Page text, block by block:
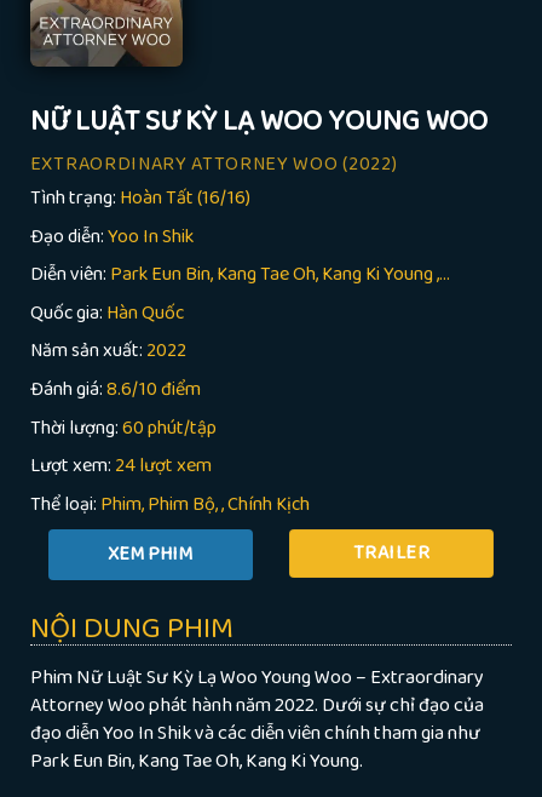
NỮ LUẬT SƯ KỲ LẠ WOO YOUNG WOO
EXTRAORDINARY ATTORNEY WOO (2022)
Tình trạng: Hoàn Tất (16/16)
Đạo diễn:Yoo In Shik
Diễn viên: Park Eun Bin, Kang Tae Oh, Kang Ki Young ,...
Quốc gia: Hàn Quốc
Năm sản xuất: 2022
Đánh giá:8.6/10 điểm
Thời lượng:60 phút/tập
Lượt xem: 24 lượt xem
Thể loại: Phim Phim Bộ ,Chính Kịch
TRAILER
NỘI DUNG PHIM
Phim Nữ Luật Sư Kỳ Lạ Woo Young Woo – Extraordinary
Attorney Woo phát hành năm 2022. Dưới sự chỉ đạo của
đạo diễn Yoo In Shik và các diễn viên chính tham gia như
Park Eun Bin, Kang Tae Oh, Kang Ki Young.